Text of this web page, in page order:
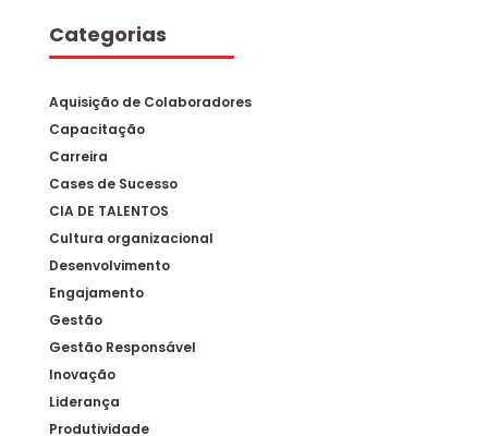
Categorias
Aquisição de Colaboradores
Capacitação
Carreira
Cases de Sucesso
CIA DE TALENTOS
Cultura organizacional
Desenvolvimento
Engajamento
Gestão
Gestão Responsável
Inovação
Liderança
Produtividade